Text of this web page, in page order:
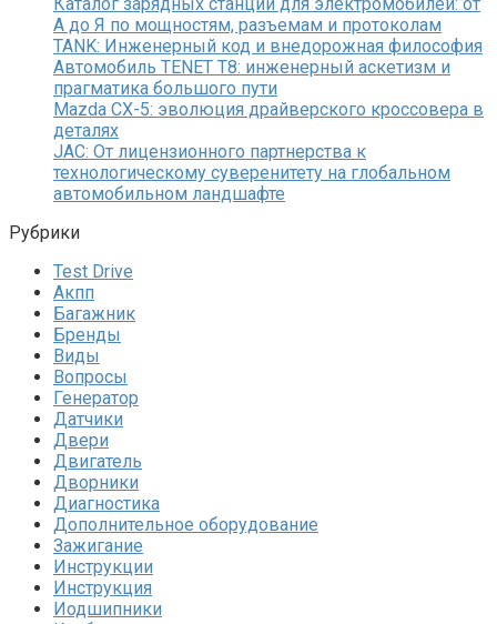
А до Я по мощностям, разъемам и протоколам
TANK: Инженерный код и внедорожная философия
Автомобиль TENET T8: инженерный аскетизм и
прагматика большого пути
Mazda CX-5: эволюция драйверского кроссовера в
деталях
JAC: От лицензионного партнерства к
технологическому суверенитету на глобальном
автомобильном ландшафте
Рубрики
Test Drive
Акпп
Багажник
Бренды
Виды
Вопросы
Генератор
Датчики
Двери
Двигатель
Дворники
Диагностика
Дополнительное оборудование
Зажигание
Инструкции
Инструкция
Иодшипники